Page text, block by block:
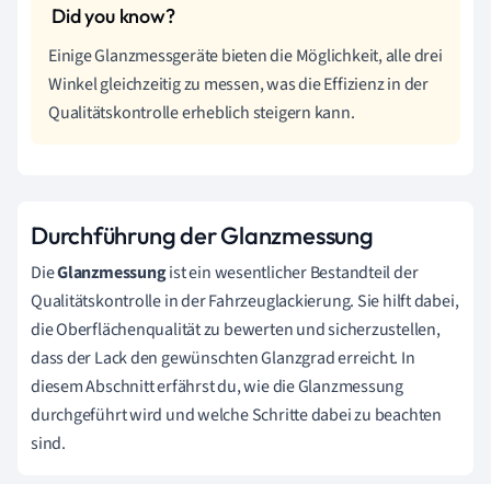
Einige Glanzmessgeräte bieten die Möglichkeit, alle drei
Winkel gleichzeitig zu messen, was die Effizienz in der
Qualitätskontrolle erheblich steigern kann.
Durchführung der Glanzmessung
DieGlanzmessungist ein wesentlicher Bestandteil der
Qualitätskontrolle in der Fahrzeuglackierung. Sie hilft dabei,
die Oberflächenqualität zu bewerten und sicherzustellen,
dass der Lack den gewünschten Glanzgrad erreicht. In
diesem Abschnitt erfährst du, wie die Glanzmessung
durchgeführt wird und welche Schritte dabei zu beachten
sind.